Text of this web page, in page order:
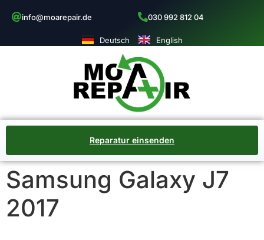
info@moarepair.de 030 992 812 04
Deutsch English
Reparatur einsenden
Samsung Galaxy J7
2017